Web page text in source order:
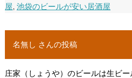
屋, 池袋のビールが安い居酒屋
名無し さんの投稿
庄家（しょうや）のビールは生ビ